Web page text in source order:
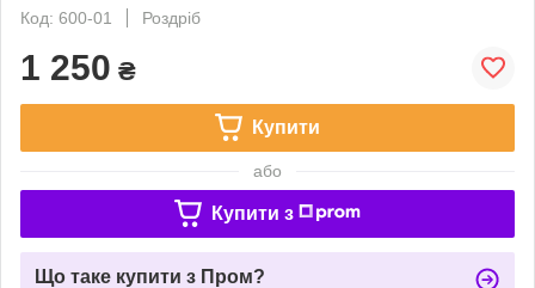
Код: 600-01
Роздріб
1 250 ₴
Купити
або
Купити з
Що таке купити з Пром?